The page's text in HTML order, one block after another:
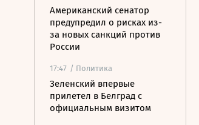
Американский сенатор
предупредил о рисках из-
за новых санкций против
России
17:47 / Политика
Зеленский впервые
прилетел в Белград с
официальным визитом